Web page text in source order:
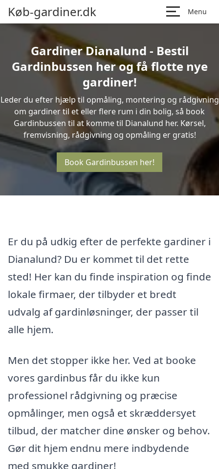
Køb-gardiner.dk Menu
Gardiner Dianalund - Bestil
Gardinbussen her og få flotte nye
gardiner!
Leder du efter hjælp til opmåling, montering og rådgivning
om gardiner til et eller flere rum i din bolig, så book
Gardinbussen til at komme til Dianalund her. Kørsel,
fremvisning, rådgivning og opmåling er gratis!
Book Gardinbussen her!
Er du på udkig efter de perfekte gardiner i
Dianalund? Du er kommet til det rette
sted! Her kan du finde inspiration og finde
lokale firmaer, der tilbyder et bredt
udvalg af gardinløsninger, der passer til
alle hjem.
Men det stopper ikke her. Ved at booke
vores gardinbus får du ikke kun
professionel rådgivning og præcise
opmålinger, men også et skræddersyet
tilbud, der matcher dine ønsker og behov.
Gør dit hjem endnu mere indbydende
med smukke gardiner!